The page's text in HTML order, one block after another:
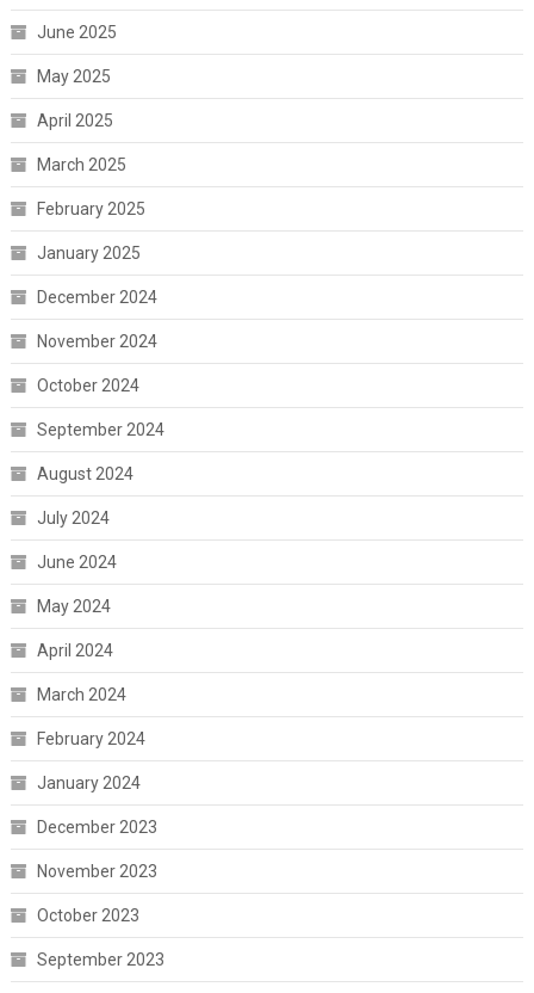
June 2025
May 2025
April 2025
March 2025
February 2025
January 2025
December 2024
November 2024
October 2024
September 2024
August 2024
July 2024
June 2024
May 2024
April 2024
March 2024
February 2024
January 2024
December 2023
November 2023
October 2023
September 2023